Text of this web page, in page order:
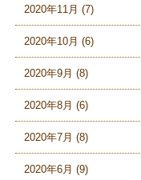
2020年11月 (7)
2020年10月 (6)
2020年9月 (8)
2020年8月 (6)
2020年7月 (8)
2020年6月 (9)